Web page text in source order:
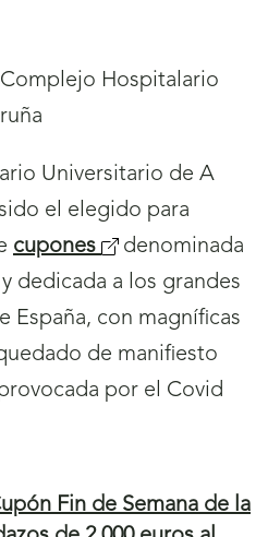
)
e
v
a
v
e
n
t
a
)
Universitario de A
el elegido para
cupones (
s
e
a
b
r
denominada
dedicada a los grandes
España, con magníficas
de manifiesto
por el Covid
Fin de Semana de la